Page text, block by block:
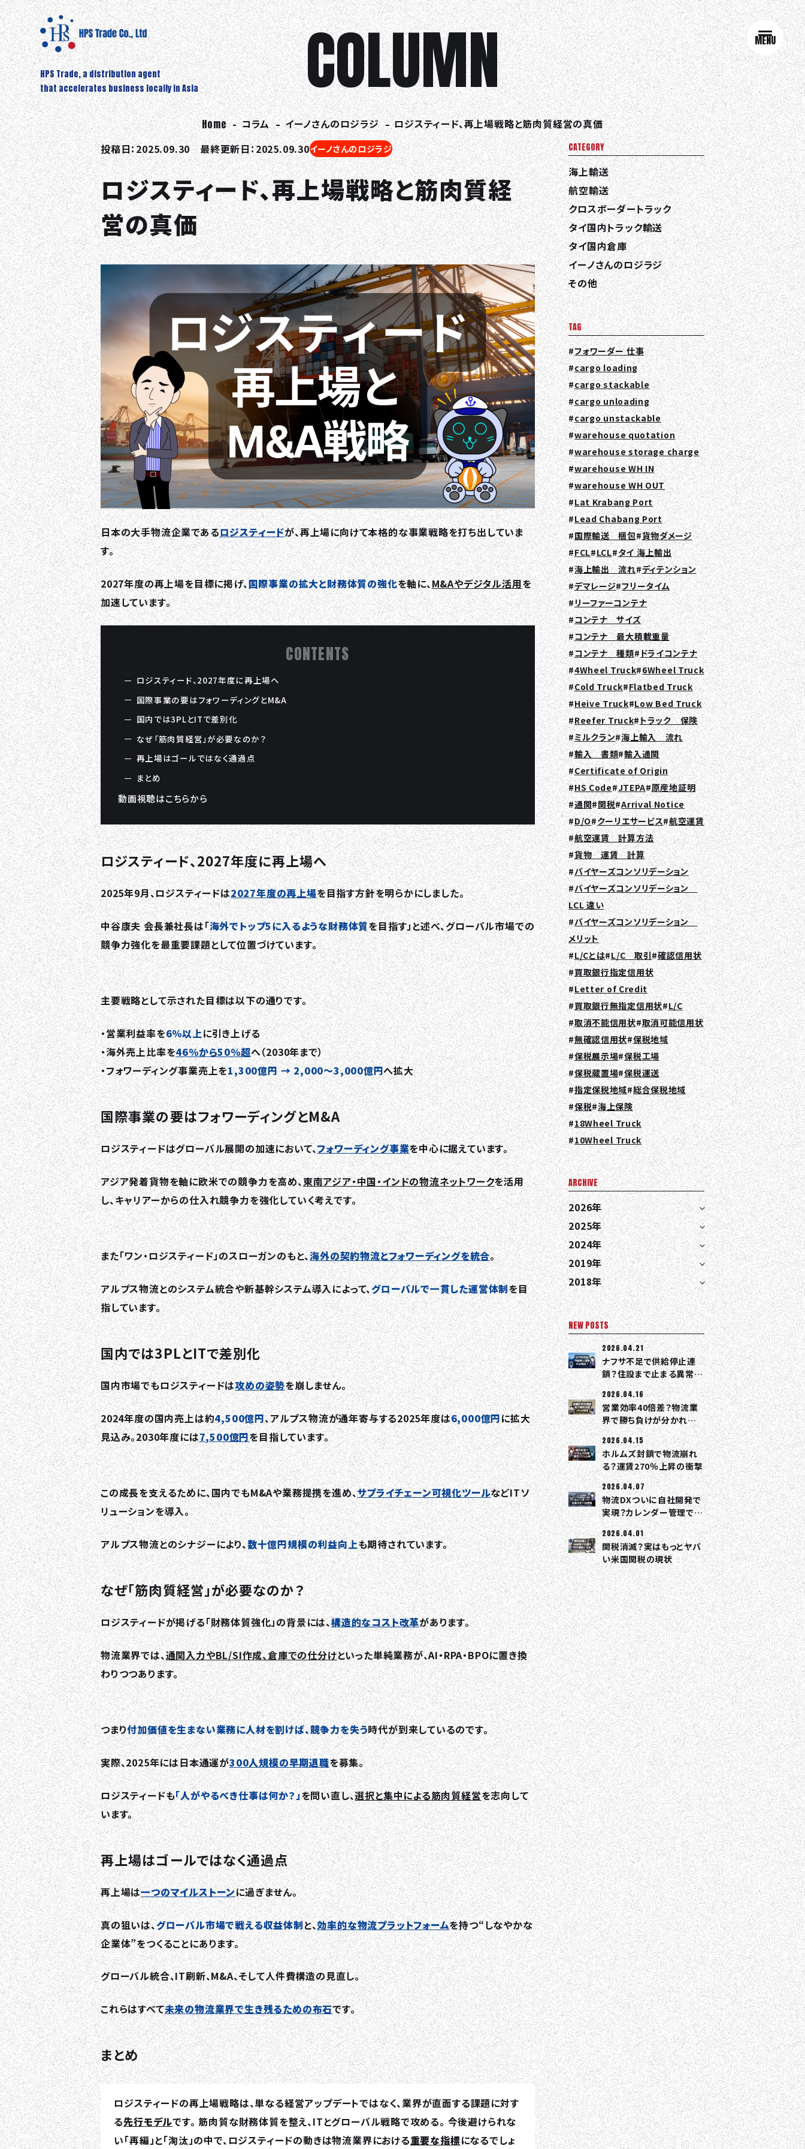
HPS Trade, a distribution agent
that accelerates business locally in Asia
MENU
TOP
ABOUT HPS Value
SERVICES
COMPANY
RECRUIT
COLUMN
NEWS
CONTACT
EN JA TH
COLUMN
Home コラム イーノさんのロジラジ
ロジスティード、再上場戦略と筋肉質経営の真価
投稿日：2025.09.30 最終更新日：2025.09.30イーノさんのロジラジ
ロジスティード、再上場戦略と筋肉質経
営の真価
日本の大手物流企業であるロジスティードが、再上場に向けて本格的な事業戦略を打ち出していま
す。
2027年度の再上場を目標に掲げ、国際事業の拡大と財務体質の強化を軸に、M&Aやデジタル活用を
加速しています。
CONTENTS
ロジスティード、2027年度に再上場へ
国際事業の要はフォワーディングとM&A
国内では3PLとITで差別化
なぜ「筋肉質経営」が必要なのか？
再上場はゴールではなく通過点
まとめ
動画視聴はこちらから
ロジスティード、2027年度に再上場へ
2025年9月、ロジスティードは2027年度の再上場を目指す方針を明らかにしました。
中谷康夫 会長兼社長は「海外でトップ5に入るような財務体質を目指す」と述べ、グローバル市場での
競争力強化を最重要課題として位置づけています。
主要戦略として示された目標は以下の通りです。
・営業利益率を6％以上に引き上げる
・海外売上比率を46％から50％超へ（2030年まで）
・フォワーディング事業売上を1,300億円 → 2,000～3,000億円へ拡大
国際事業の要はフォワーディングとM&A
ロジスティードはグローバル展開の加速において、フォワーディング事業を中心に据えています。
アジア発着貨物を軸に欧米での競争力を高め、東南アジア・中国・インドの物流ネットワークを活用
し、キャリアーからの仕入れ競争力を強化していく考えです。
また「ワン・ロジスティード」のスローガンのもと、海外の契約物流とフォワーディングを統合。
アルプス物流とのシステム統合や新基幹システム導入によって、グローバルで一貫した運営体制を目
指しています。
国内では3PLとITで差別化
国内市場でもロジスティードは攻めの姿勢を崩しません。
2024年度の国内売上は約4,500億円、アルプス物流が通年寄与する2025年度は6,000億円に拡大
見込み。2030年度には7,500億円を目指しています。
この成長を支えるために、国内でもM&Aや業務提携を進め、サプライチェーン可視化ツールなどITソ
リューションを導入。
アルプス物流とのシナジーにより、数十億円規模の利益向上も期待されています。
なぜ「筋肉質経営」が必要なのか？
ロジスティードが掲げる「財務体質強化」の背景には、構造的なコスト改革があります。
物流業界では、通関入力やBL/SI作成、倉庫での仕分けといった単純業務が、AI・RPA・BPOに置き換
わりつつあります。
つまり付加価値を生まない業務に人材を割けば、競争力を失う時代が到来しているのです。
実際、2025年には日本通運が300人規模の早期退職を募集。
ロジスティードも「人がやるべき仕事は何か？」を問い直し、選択と集中による筋肉質経営を志向して
います。
再上場はゴールではなく通過点
再上場は一つのマイルストーンに過ぎません。
真の狙いは、グローバル市場で戦える収益体制と、効率的な物流プラットフォームを持つ“しなやかな
企業体”をつくることにあります。
グローバル統合、IT刷新、M&A、そして人件費構造の見直し。
これらはすべて未来の物流業界で生き残るための布石です。
まとめ
ロジスティードの再上場戦略は、単なる経営アップデートではなく、業界が直面する課題に対す
る先行モデルです。 筋肉質な財務体質を整え、ITとグローバル戦略で攻める。 今後避けられな
い「再編」と「淘汰」の中で、ロジスティードの動きは物流業界における重要な指標になるでしょ
CATEGORY
海上輸送
航空輸送
クロスボーダートラック
タイ国内トラック輸送
タイ国内倉庫
イーノさんのロジラジ
その他
TAG
フォワーダー 仕事
cargo loading
cargo stackable
cargo unloading
cargo unstackable
warehouse quotation
warehouse storage charge
warehouse WH IN
warehouse WH OUT
Lat Krabang Port
Lead Chabang Port
国際輸送 梱包 貨物ダメージ
FCL LCL タイ 海上輸出
海上輸出 流れ ディテンション
デマレージ フリータイム
リーファーコンテナ
コンテナ サイズ
コンテナ 最大積載重量
コンテナ 種類 ドライコンテナ
4Wheel Truck 6Wheel Truck
Cold Truck Flatbed Truck
Heive Truck Low Bed Truck
Reefer Truck トラック 保険
ミルクラン 海上輸入 流れ
輸入 書類 輸入通関
Certificate of Origin
HS Code JTEPA 原産地証明
通関 関税 Arrival Notice
D/O クーリエサービス 航空運賃
航空運賃 計算方法
貨物 運賃 計算
バイヤーズコンソリデーション
バイヤーズコンソリデーション
LCL 違い
バイヤーズコンソリデーション
メリット
L/Cとは L/C 取引 確認信用状
買取銀行指定信用状
Letter of Credit
買取銀行無指定信用状 L/C
取消不能信用状 取消可能信用状
無確認信用状 保税地域
保税展示場 保税工場
保税蔵置場 保税運送
指定保税地域 総合保税地域
保税 海上保険
18Wheel Truck
10Wheel Truck
ARCHIVE
2026年
2025年
2024年
2019年
2018年
NEW POSTS
2026.04.21
ナフサ不足で供給停止連
鎖？住設まで止まる異常事
態
2026.04.16
営業効率40倍差？物流業
界で勝ち負けが分かれる
理由
2026.04.15
ホルムズ封鎖で物流崩れ
る？運賃270％上昇の衝撃
2026.04.07
物流DXついに自社開発で
実現？カレンダー管理で全
部つながる
2026.04.01
関税消滅？実はもっとヤバ
い米国関税の現状